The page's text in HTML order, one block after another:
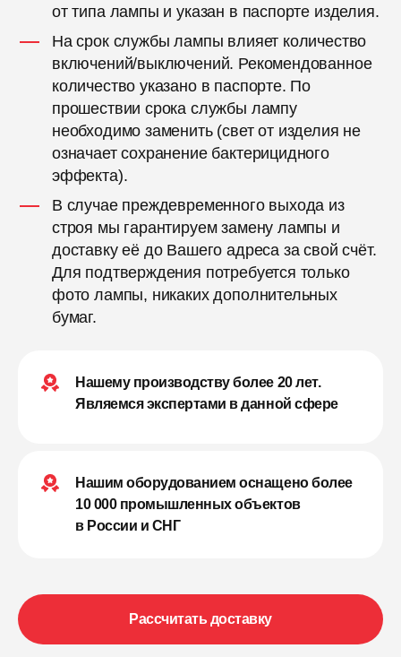
от типа лампы и указан в паспорте изделия.
На срок службы лампы влияет количество
включений/выключений. Рекомендованное
количество указано в паспорте. По
прошествии срока службы лампу
необходимо заменить (свет от изделия не
означает сохранение бактерицидного
эффекта).
В случае преждевременного выхода из
строя мы гарантируем замену лампы и
доставку её до Вашего адреса за свой счёт.
Для подтверждения потребуется только
фото лампы, никаких дополнительных
бумаг.
Нашему производству более 20 лет.
Являемся экспертами в данной сфере
Нашим оборудованием оснащено более
10 000 промышленных объектов
в России и СНГ
Рассчитать доставку